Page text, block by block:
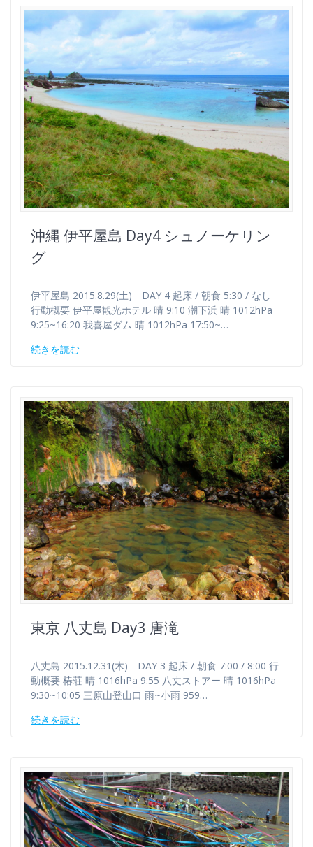
沖縄 伊平屋島 Day4 シュノーケリン
グ
伊平屋島 2015.8.29(土) DAY 4 起床 / 朝食 5:30 / なし
行動概要 伊平屋観光ホテル 晴 9:10 潮下浜 晴 1012hPa
9:25~16:20 我喜屋ダム 晴 1012hPa 17:50~…
続きを読む
東京 八丈島 Day3 唐滝
八丈島 2015.12.31(木) DAY 3 起床 / 朝食 7:00 / 8:00 行
動概要 椿荘 晴 1016hPa 9:55 八丈ストアー 晴 1016hPa
9:30~10:05 三原山登山口 雨~小雨 959…
続きを読む